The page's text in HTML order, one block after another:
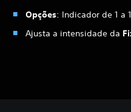
Opções: Indicador de 1 a
Ajusta a intensidade da